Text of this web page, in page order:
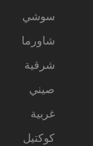
سوشي
شاورما
شرقية
صيني
غربية
كوكتيل